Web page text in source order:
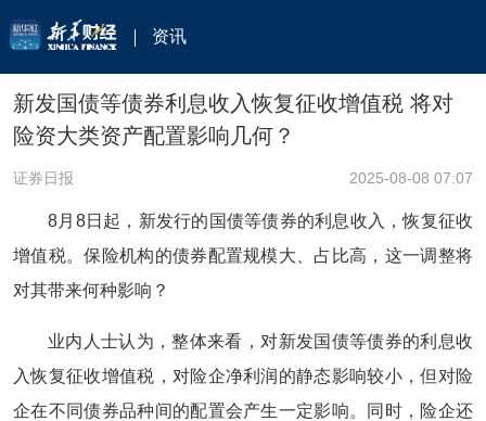
资讯
新发国债等债券利息收入恢复征收增值税 将对
险资大类资产配置影响几何？
证券日报 2025-08-08 07:07
8月8日起，新发行的国债等债券的利息收入，恢复征收
增值税。保险机构的债券配置规模大、占比高，这一调整将
对其带来何种影响？
业内人士认为，整体来看，对新发国债等债券的利息收
入恢复征收增值税，对险企净利润的静态影响较小，但对险
企在不同债券品种间的配置会产生一定影响。同时，险企还